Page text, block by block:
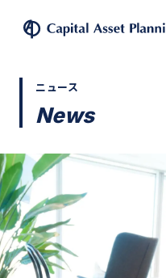
ニュース
News